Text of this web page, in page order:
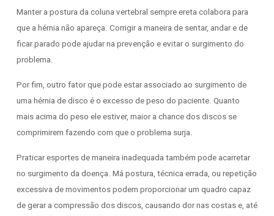
Manter a postura da coluna vertebral sempre ereta colabora para
que a hérnia não apareça. Corrigir a maneira de sentar, andar e de
ficar parado pode ajudar na prevenção e evitar o surgimento do
problema.
Por fim, outro fator que pode estar associado ao surgimento de
uma hérnia de disco é o excesso de peso do paciente. Quanto
mais acima do peso ele estiver, maior a chance dos discos se
comprimirem fazendo com que o problema surja.
Praticar esportes de maneira inadequada também pode acarretar
no surgimento da doença. Má postura, técnica errada, ou repetição
excessiva de movimentos podem proporcionar um quadro capaz
de gerar a compressão dos discos, causando dor nas costas e, até